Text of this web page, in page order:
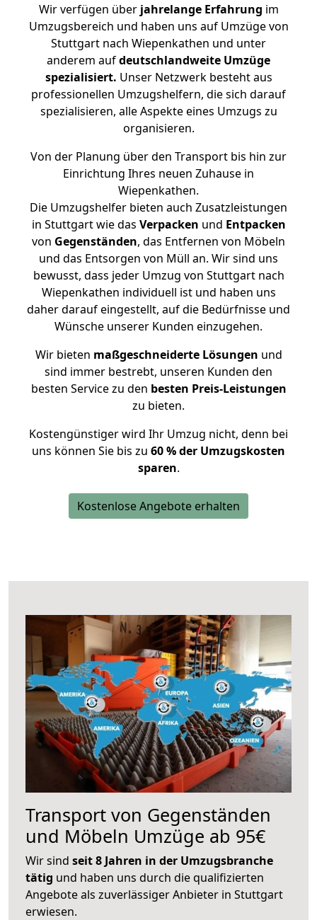
Wir verfügen überjahrelange Erfahrung im
Umzugsbereich und haben uns auf Umzüge von
Stuttgart nach Wiepenkathen und unter
anderem aufdeutschlandweite Umzüge
spezialisiert. Unser Netzwerk besteht aus
professionellen Umzugshelfern, die sich darauf
spezialisieren, alle Aspekte eines Umzugs zu
organisieren.
Von der Planung über den Transport bis hin zur
Einrichtung Ihres neuen Zuhause in
Wiepenkathen.
Die Umzugshelfer bieten auch Zusatzleistungen
in Stuttgart wie das Verpacken und Entpacken
von Gegenständen, das Entfernen von Möbeln
und das Entsorgen von Müll an. Wir sind uns
bewusst, dass jeder Umzug von Stuttgart nach
Wiepenkathen individuell ist und haben uns
daher darauf eingestellt, auf die Bedürfnisse und
Wünsche unserer Kunden einzugehen.
Wir bieten maßgeschneiderte Lösungen und
sind immer bestrebt, unseren Kunden den
besten Service zu den besten Preis-Leistungen
zu bieten.
Kostengünstiger wird Ihr Umzug nicht, denn bei
uns können Sie bis zu 60 % der Umzugskosten
sparen.
Kostenlose Angebote erhalten
Transport von Gegenständen
und Möbeln Umzüge ab 95€
Wir sind seit 8 Jahren in der Umzugsbranche
tätig und haben uns durch die qualifizierten
Angebote als zuverlässiger Anbieter in Stuttgart
erwiesen.